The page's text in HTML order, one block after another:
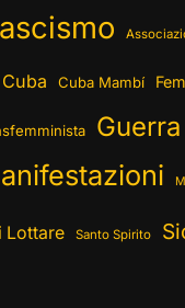
Cuba Cuba Mambí
Guerra
Lottare Santo Spirito